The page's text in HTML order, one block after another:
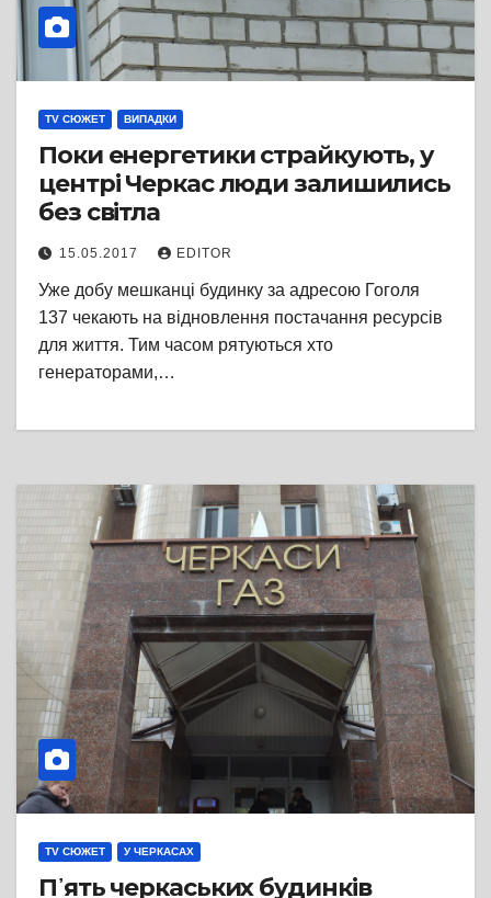
TV СЮЖЕТ ВИПАДКИ
Поки енергетики страйкують, у
центрі Черкас люди залишились
без світла
15.05.2017 EDITOR
Уже добу мешканці будинку за адресою Гоголя
137 чекають на відновлення постачання ресурсів
для життя. Тим часом рятуються хто
генераторами,…
TV СЮЖЕТ У ЧЕРКАСАХ
П᾽ять черкаських будинків